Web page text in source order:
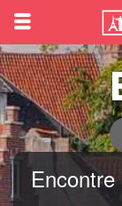
Encontre